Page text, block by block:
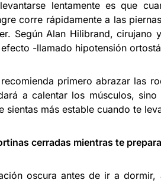
lentamente es que
corre rápidamente a las
Según Alan Hilibrand,
-llamado hipotensión
primero abrazar las
a calentar los músculos,
sientas más estable cuando te
cerradas mientras te
oscura antes de ir a